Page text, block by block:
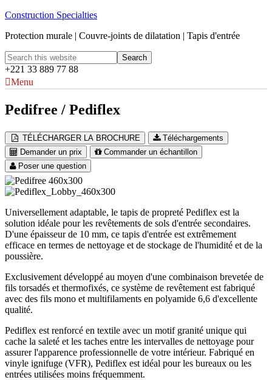
Construction Specialties
Protection murale | Couvre-joints de dilatation | Tapis d'entrée
+221 33 889 77 88
Menu
Pedifree / Pediflex
TÉLÉCHARGER LA BROCHURE
Téléchargements
Demander un prix
Commander un échantillon
Poser une question
Universellement adaptable, le tapis de propreté Pediflex est la
solution idéale pour les revêtements de sols d'entrée secondaires.
D'une épaisseur de 10 mm, ce tapis d'entrée est extrêmement
efficace en termes de nettoyage et de stockage de l'humidité et de la
poussière.
Exclusivement développé au moyen d'une combinaison brevetée de
fils torsadés et thermofixés, ce système de revêtement est fabriqué
avec des fils mono et multifilaments en polyamide 6,6 d'excellente
qualité.
Pediflex est renforcé en textile avec un motif granité unique qui
cache la saleté et les taches entre les intervalles de nettoyage pour
assurer l'apparence professionnelle de votre intérieur. Fabriqué en
vinyle ignifuge (VFR), Pediflex est idéal pour les bureaux ou les
entrées utilisées moins fréquemment.